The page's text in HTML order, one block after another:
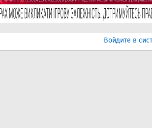
Войдите в